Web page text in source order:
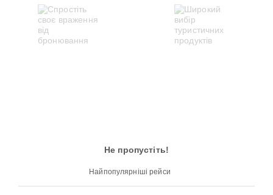
Не пропустіть!
Найпопулярніші рейси